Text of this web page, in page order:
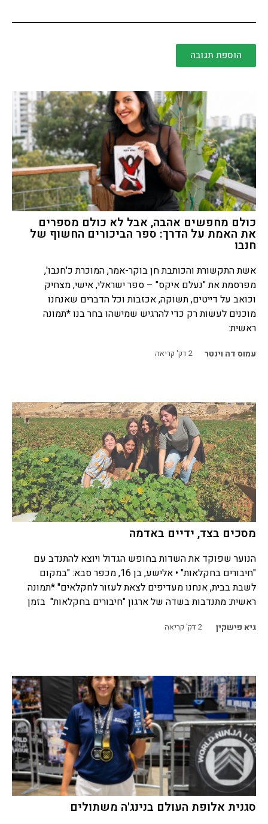
הוספת תגובה
כולם מחפשים אהבה, אבל לא כולם מספרים
את האמת על הדרך: ספר הביכורים החשוף של
חנבו
אשת התקשורת והכותבת חן בוקר-אמר, המוכרת כ'חנבו',
מפרסמת את "נעלם איקס" – ספר ישראלי, אישי, מצחיק
וכואב על דייטים, תשוקה, אכזבות וכל הדברים שאנחנו
מוכנים לעשות רק כדי להרגיש שמישהו בחר בנו *תמונה
ראשית:
עמוס דה וינטר 2דק' קריאה
מסכים בצד, ידיים באדמה
הנוער שפוקד את השדות בחופש הגדול ויוצא להתנדב עם
"חיבורים בחקלאות" • אלישע, בן 16, מכפר סבא: "במקום
לשבת בבית, אנחנו מעדיפים לצאת לעזור לחקלאים" *תמונה
ראשית: מתנדבות בשדה של ארגון "חיבורים בחקלאות" בזמן
גיא פישקין 2דק' קריאה
סגנית אלופת העולם בנינג'ה משתולים